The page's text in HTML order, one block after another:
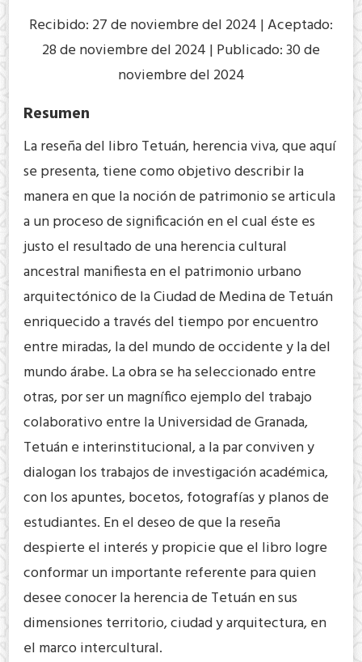
Recibido: 27 de noviembre del 2024 | Aceptado:
28 de noviembre del 2024 | Publicado: 30 de
noviembre del 2024
Resumen
La reseña del libro Tetuán, herencia viva, que aquí
se presenta, tiene como objetivo describir la
manera en que la noción de patrimonio se articula
a un proceso de significación en el cual éste es
justo el resultado de una herencia cultural
ancestral manifiesta en el patrimonio urbano
arquitectónico de la Ciudad de Medina de Tetuán
enriquecido a través del tiempo por encuentro
entre miradas, la del mundo de occidente y la del
mundo árabe. La obra se ha seleccionado entre
otras, por ser un magnífico ejemplo del trabajo
colaborativo entre la Universidad de Granada,
Tetuán e interinstitucional, a la par conviven y
dialogan los trabajos de investigación académica,
con los apuntes, bocetos, fotografías y planos de
estudiantes. En el deseo de que la reseña
despierte el interés y propicie que el libro logre
conformar un importante referente para quien
desee conocer la herencia de Tetuán en sus
dimensiones territorio, ciudad y arquitectura, en
el marco intercultural.